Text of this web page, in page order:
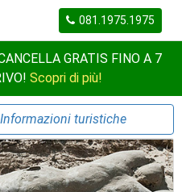
081.1975.1975
GRATIS FINO A 7
Scopri di più!
Informazioni turistiche